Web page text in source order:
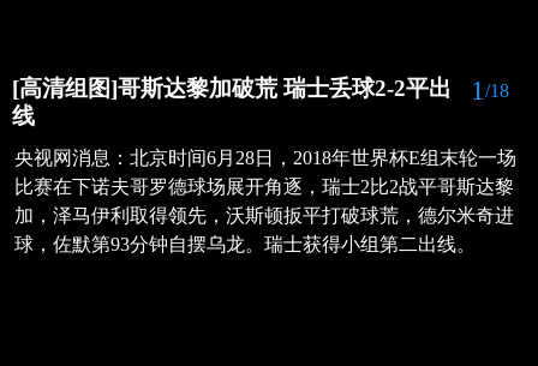
1/18
[高清组图]哥斯达黎加破荒 瑞士丢球2-2平出
线
央视网消息：北京时间6月28日，2018年世界杯E组末轮一场
比赛在下诺夫哥罗德球场展开角逐，瑞士2比2战平哥斯达黎
加，泽马伊利取得领先，沃斯顿扳平打破球荒，德尔米奇进
球，佐默第93分钟自摆乌龙。瑞士获得小组第二出线。